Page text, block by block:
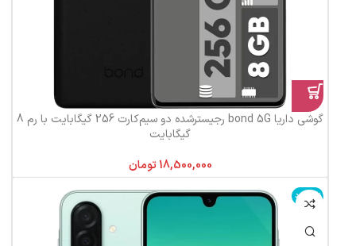
گوشی داریا bond 5G رجیستر‌شده دو سیم‌کارت 256 گیگابایت با رم 8
گیگابایت
تومان
ناموجود